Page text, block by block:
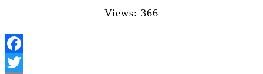
Views: 366